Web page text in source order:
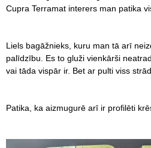
Cupra Terramat interers man patika
Liels bagāžnieks, kuru man tā arī
palīdzību. Es to gluži vienkārši
vai tāda vispār ir. Bet ar pulti viss
Patika, ka aizmugurē arī ir profilēti